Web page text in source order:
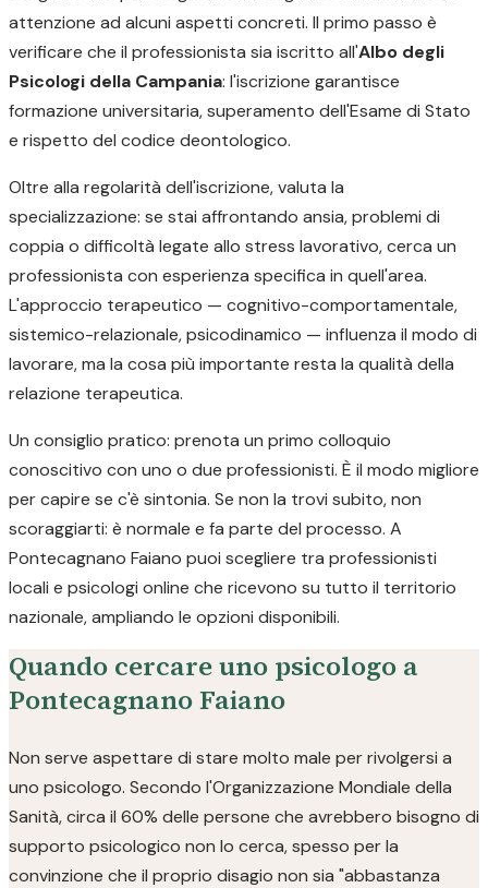
attenzione ad alcuni aspetti concreti. Il primo passo è
verificare che il professionista sia iscritto all'Albo degli
Psicologi della Campania: l'iscrizione garantisce
formazione universitaria, superamento dell'Esame di Stato
e rispetto del codice deontologico.
Oltre alla regolarità dell'iscrizione, valuta la
specializzazione: se stai affrontando ansia, problemi di
coppia o difficoltà legate allo stress lavorativo, cerca un
professionista con esperienza specifica in quell'area.
L'approccio terapeutico — cognitivo-comportamentale,
sistemico-relazionale, psicodinamico — influenza il modo di
lavorare, ma la cosa più importante resta la qualità della
relazione terapeutica.
Un consiglio pratico: prenota un primo colloquio
conoscitivo con uno o due professionisti. È il modo migliore
per capire se c'è sintonia. Se non la trovi subito, non
scoraggiarti: è normale e fa parte del processo. A
Pontecagnano Faiano puoi scegliere tra professionisti
locali e psicologi online che ricevono su tutto il territorio
nazionale, ampliando le opzioni disponibili.
Quando cercare uno psicologo a
Pontecagnano Faiano
Non serve aspettare di stare molto male per rivolgersi a
uno psicologo. Secondo l'Organizzazione Mondiale della
Sanità, circa il 60% delle persone che avrebbero bisogno di
supporto psicologico non lo cerca, spesso per la
convinzione che il proprio disagio non sia "abbastanza